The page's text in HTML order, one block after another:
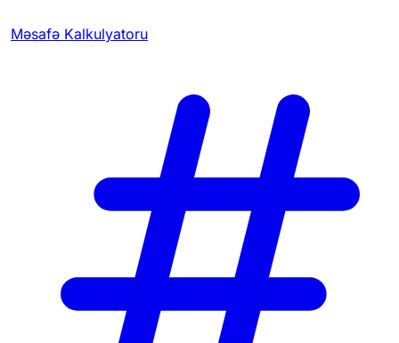
Məsafə Kalkulyatoru